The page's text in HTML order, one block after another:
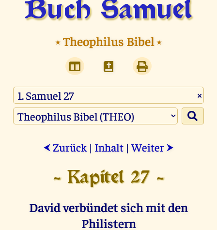
Buch Samuel
⭑Theophilus Bibel⭑
×
⮜ Zurück | Inhalt |Weiter ⮞
- Kapitel 27 -
David verbündet sich mit den
Philistern